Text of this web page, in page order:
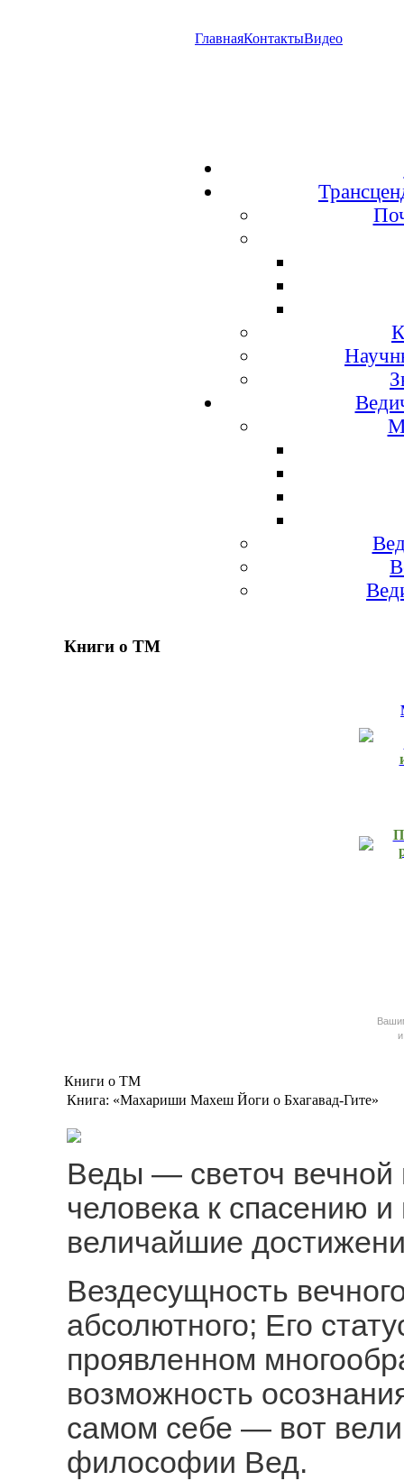
ГлавнаяКонтактыВидео
Книги о ТМ
Книги о ТМ
Книга: «Махариши Махеш Йоги о Бхагавад-Гите»
Веды — светоч вечной
человека к спасению
величайшие
Вездесущность
абсолютного; Его
проявленном
возможность
самом себе — вот
философии Вед.